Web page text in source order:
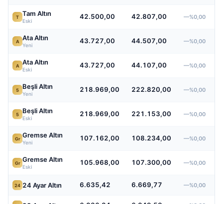
T Tam Altın
Eski
42.500,00 42.807,00 —%0,00
A Ata Altın
Yeni
43.727,00 44.507,00 —%0,00
A Ata Altın
Eski
43.727,00 44.107,00 —%0,00
5 Beşli Altın
Yeni
218.969,00 222.820,00 —%0,00
5 Beşli Altın
Eski
218.969,00 221.153,00 —%0,00
Gr Gremse Altın
Yeni
107.162,00 108.234,00 —%0,00
Gr Gremse Altın
Eski
105.968,00 107.300,00 —%0,00
24 24 Ayar Altın 6.635,42 6.669,77 —%0,00